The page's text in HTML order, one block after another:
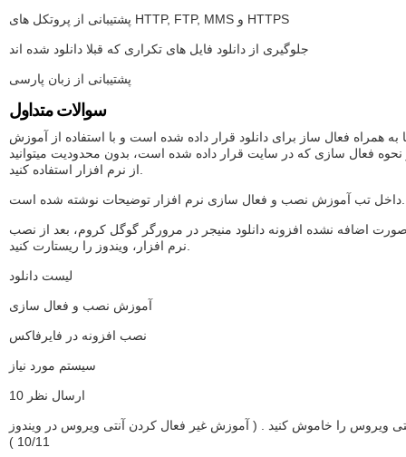
پشتیبانی از پروتکل های HTTP, FTP, MMS و HTTPS
جلوگیری از دانلود فایل های تکراری که قبلا دانلود شده اند
پشتیبانی از زبان پارسی
سوالات متداول
به همراه فعال ساز برای دانلود قرار داده شده است و با استفاده از آموزش
فعال سازی که در سایت قرار داده شده است، بدون محدودیت میتوانید
اضافه نشده افزونه دانلود منیجر در مرورگر گوگل کروم، بعد از نصب
لیست دانلود
آموزش نصب و فعال سازی
نصب افزونه در فایرفاکس
سیستم مورد نیاز
ارسال نظر 10
ویروس را خاموش کنید . ( آموزش غیر فعال کردن آنتی ویروس در ویندوز
10/11 )